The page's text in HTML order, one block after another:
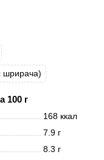
шрирача)
100 г
168 ккал
7.9 г
8.3 г